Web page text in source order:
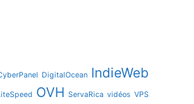
DigitalOcean IndieWeb
OVH ServaRica vidéos VPS